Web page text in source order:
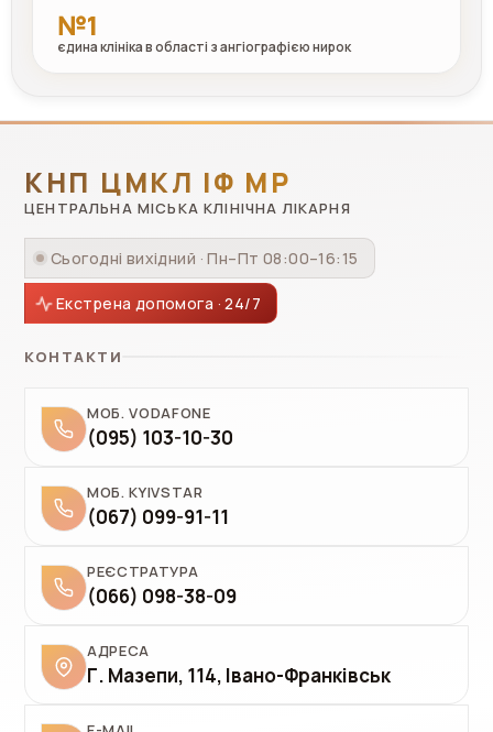
№1
єдина клініка в області з ангіографією нирок
КНП ЦМКЛ ІФ МР
ЦЕНТРАЛЬНА МІСЬКА КЛІНІЧНА ЛІКАРНЯ
Сьогодні вихідний · Пн–Пт 08:00–16:15
КОНТАКТИ
МОБ. VODAFONE
(095) 103-10-30
МОБ. KYIVSTAR
(067) 099-91-11
РЕЄСТРАТУРА
(066) 098-38-09
АДРЕСА
Г. Мазепи, 114, Івано-Франківськ
Екстрена допомога · 24/7